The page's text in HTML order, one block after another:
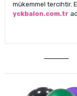
mükemmel tercihtir.
yckbalon.com.tr